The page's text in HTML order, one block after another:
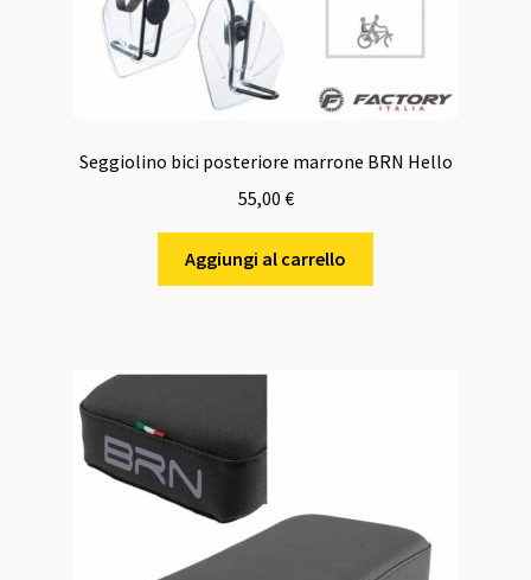
Seggiolino bici posteriore marrone BRN Hello
55,00 €
Aggiungi al carrello